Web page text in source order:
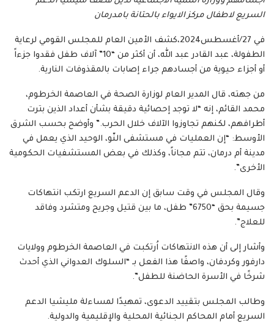
السريع لاطفال مركز الايواء بالحتانة بامدرمان
في 27/أغسطس2024،كشف الأمين العام للمجلس القومي لرعاية
الطفولة، عبد القادر عبد الله، أن أكثر من “10” آلاف طفل فقدوا جزءاً
أو أجزاء حيوية من أجسادهم جراء إصابات بالمقذوفات النارية.
من جهته، قال المدير العام لوزارة الصحة في العاصمة الخرطوم،
محمد القائم، إنه “لا توجد إحصائية دقيقة بشأن أعداد الذين بترت
أطرافهم، لكنهم تجاوزوا الآلاف خلال الحرب.” وأوضح بحسب الشرق
الأوسط: “إن العمليات في مستشفى النّو، الوحيد الذي يعمل في
مدينة أم درمان، تتم مجاناً، وكذلك في بعض المستشفيات الحكومية
الأخرى”.
وقال المجلس في وقت سابق إن الدعم السريع ارتكب انتهاكات
جسيمة بحق “6750” طفل، ما بين قتيل وجريح ومتشرد وفاقد
للعلاج”.
وأشار إلى أن هذه الانتهاكات اُرتكبت في العاصمة الخرطوم وولايات
دارفور وكردفان، واصفًا هذا الفعل بـ “السلوك العدواني الذي أحدث
شرخًا في الأسرة الحاضنة للطفل”.
وطالب المجلس بتقييد الدعوى، تمهيدًا لمساءلة مليشيا الدعم
السريع أمام المحاكم الجنائية المحلية والإقليمية والدولية.